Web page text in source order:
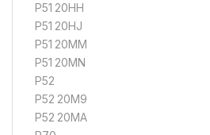
P51 20HH
P51 20HJ
P51 20MM
P51 20MN
P52
P52 20M9
P52 20MA